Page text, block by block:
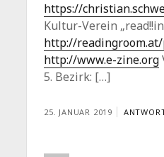
https://
Kultur-Verein
http://
http://www.e-zine.org
5. Bezirk: […]
25. JANUAR 2019